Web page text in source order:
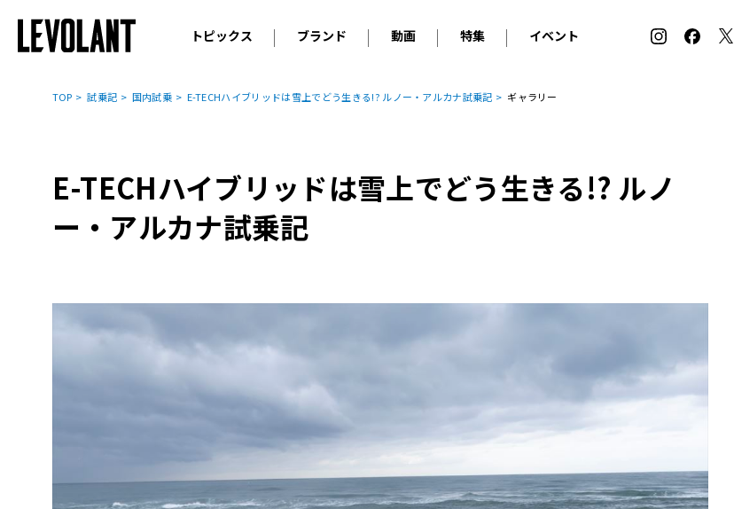
トピックス
ニュース
コラム
ブランド
輸入車 アウディ BMW
プジョー
ルノー
アバルト
アルファ・ロメオ
その他
国産車 レクサス トヨタ
日産
動画
オリジナル動画
特集
2026 サマータイヤ＆ホイール バイヤーズガイド
ホイールカタログ
タイヤ特集
イベント
ル・ボラン カーズ・ミート2026横浜
EV:LIFE KOBE 2025
ル・ボラン カーズ・ミート2025横浜
TOP 試乗記 国内試乗 E-TECHハイブリッドは雪上でどう生きる!? ルノー・アルカナ試乗記 ギャラリー
E-TECHハイブリッドは雪上でどう生きる!? ルノ
ー・アルカナ試乗記